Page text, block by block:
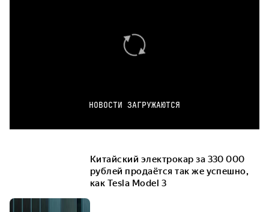
НОВОСТИ ЗАГРУЖАЮТСЯ
Китайский электрокар за 330 000
рублей продаётся так же успешно,
как Tesla Model 3